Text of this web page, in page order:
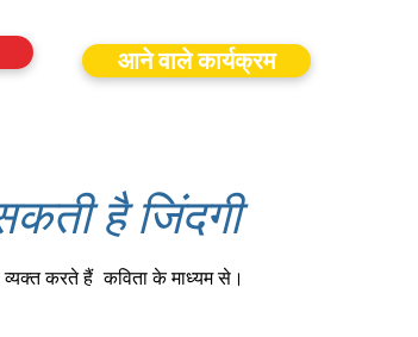
आने वाले कार्यक्रम
है जिंदगी
व्यक्त करते हैं कविता के माध्यम से।